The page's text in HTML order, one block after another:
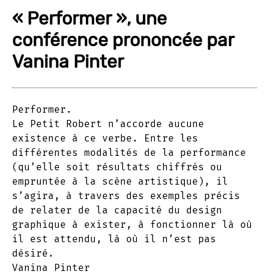
« Performer », une
conférence prononcée par
Vanina Pinter
Performer.
Le Petit Robert n’accorde aucune
existence à ce verbe. Entre les
différentes modalités de la performance
(qu’elle soit résultats chiffrés ou
empruntée à la scène artistique), il
s’agira, à travers des exemples précis
de relater de la capacité du design
graphique à exister, à fonctionner là où
il est attendu, là où il n’est pas
désiré.
Vanina Pinter